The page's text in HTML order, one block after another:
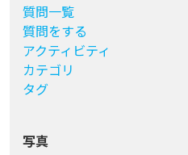
質問一覧
質問をする
アクティビティ
カテゴリ
タグ
写真